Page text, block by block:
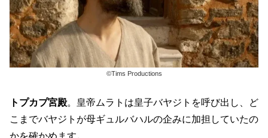
©Tims Productions
トプカプ宮殿。皇帝ムラトは皇子バヤジトを呼び出し、ど
こまでバヤジトが母ギュルバハルの企みに加担していたの